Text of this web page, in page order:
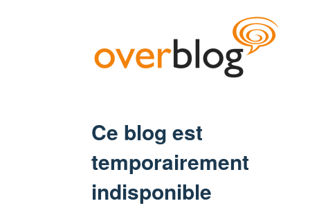
Ce blog est
temporairement
indisponible